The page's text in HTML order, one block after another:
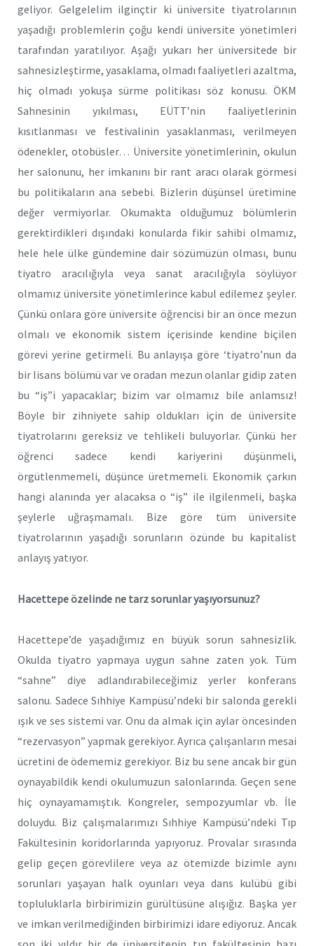
geliyor. Gelgelelim ilginçtir ki üniversite tiyatrolarının
yaşadığı problemlerin çoğu kendi üniversite yönetimleri
tarafından yaratılıyor. Aşağı yukarı her üniversitede bir
sahnesizleştirme, yasaklama, olmadı faaliyetleri azaltma,
hiç olmadı yokuşa sürme politikası söz konusu. ÖKM
Sahnesinin yıkılması, EÜTT’nin faaliyetlerinin
kısıtlanması ve festivalinin yasaklanması, verilmeyen
ödenekler, otobüsler… Üniversite yönetimlerinin, okulun
her salonunu, her imkanını bir rant aracı olarak görmesi
bu politikaların ana sebebi. Bizlerin düşünsel üretimine
değer vermiyorlar. Okumakta olduğumuz bölümlerin
gerektirdikleri dışındaki konularda fikir sahibi olmamız,
hele hele ülke gündemine dair sözümüzün olması, bunu
tiyatro aracılığıyla veya sanat aracılığıyla söylüyor
olmamız üniversite yönetimlerince kabul edilemez şeyler.
Çünkü onlara göre üniversite öğrencisi bir an önce mezun
olmalı ve ekonomik sistem içerisinde kendine biçilen
görevi yerine getirmeli. Bu anlayışa göre ‘tiyatro’nun da
bir lisans bölümü var ve oradan mezun olanlar gidip zaten
bu “iş”i yapacaklar; bizim var olmamız bile anlamsız!
Böyle bir zihniyete sahip oldukları için de üniversite
tiyatrolarını gereksiz ve tehlikeli buluyorlar. Çünkü her
öğrenci sadece kendi kariyerini düşünmeli,
örgütlenmemeli, düşünce üretmemeli. Ekonomik çarkın
hangi alanında yer alacaksa o “iş” ile ilgilenmeli, başka
şeylerle uğraşmamalı. Bize göre tüm üniversite
tiyatrolarının yaşadığı sorunların özünde bu kapitalist
anlayış yatıyor.
Hacettepe özelinde ne tarz sorunlar yaşıyorsunuz?
Hacettepe’de yaşadığımız en büyük sorun sahnesizlik.
Okulda tiyatro yapmaya uygun sahne zaten yok. Tüm
“sahne” diye adlandırabileceğimiz yerler konferans
salonu. Sadece Sıhhiye Kampüsü’ndeki bir salonda gerekli
ışık ve ses sistemi var. Onu da almak için aylar öncesinden
“rezervasyon” yapmak gerekiyor. Ayrıca çalışanların mesai
ücretini de ödememiz gerekiyor. Biz bu sene ancak bir gün
oynayabildik kendi okulumuzun salonlarında. Geçen sene
hiç oynayamamıştık. Kongreler, sempozyumlar vb. İle
doluydu. Biz çalışmalarımızı Sıhhiye Kampüsü’ndeki Tıp
Fakültesinin koridorlarında yapıyoruz. Provalar sırasında
gelip geçen görevlilere veya az ötemizde bizimle aynı
sorunları yaşayan halk oyunları veya dans kulübü gibi
topluluklarla birbirimizin gürültüsüne alışığız. Başka yer
ve imkan verilmediğinden birbirimizi idare ediyoruz. Ancak